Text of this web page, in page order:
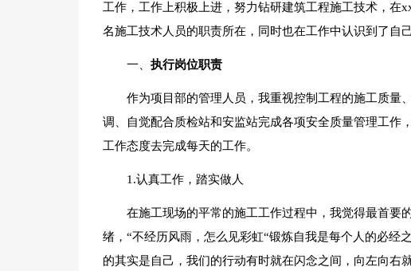
工作，工作上积极上进，努力钻研建筑工程施工技术，在
名施工技术人员的职责所在，同时也在工作中认识到了自
一、 执行岗位职责
作为项目部的管理人员，我重视控制工程的施工质量
调、自觉配合质检站和安监站完成各项安全质量管理工作
工作态度去完成每天的工作。
1.认真工作，踏实做人
在施工现场的平常的施工工作过程中，我觉得最首要
绪，“不经历风雨，怎么见彩虹“锻炼自我是每个人的必经
的其实是自己，我们的行动有时就在闪念之间，向左向右